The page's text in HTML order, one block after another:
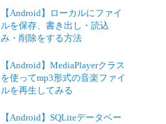
【Android】ローカルにファイ
ルを保存、書き出し・読込
み・削除をする方法
【Android】MediaPlayerクラス
を使ってmp3形式の音楽ファイ
ルを再生してみる
【Android】SQLiteデータベー